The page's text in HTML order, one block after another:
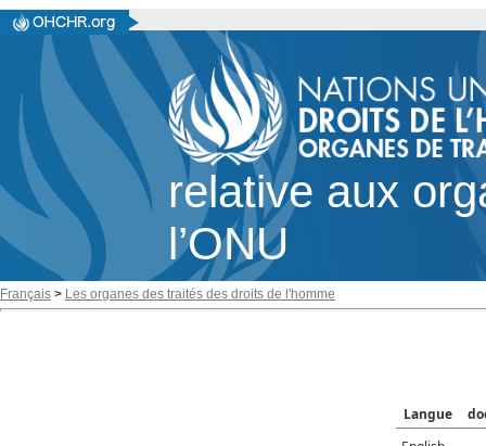
relative aux
l’ONU
Français > Les organes des traités des droits de l'homme
Langue